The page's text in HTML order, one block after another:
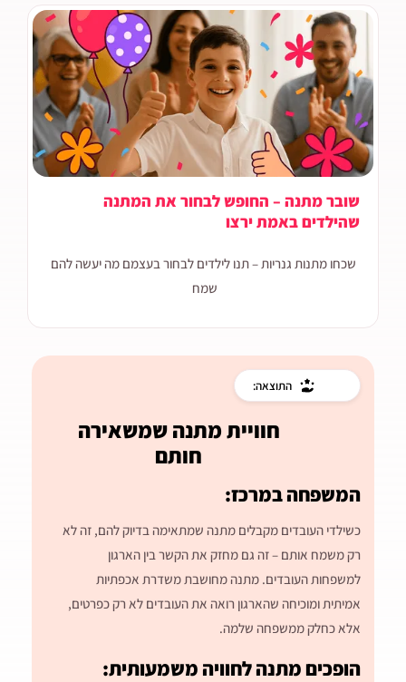
שובר מתנה – החופש לבחור את המתנה
שהילדים באמת ירצו
שכחו מתנות גנריות – תנו לילדים לבחור בעצמם מה יעשה להם
שמח
התוצאה:
חוויית מתנה שמשאירה
חותם
המשפחה במרכז:
כשילדי העובדים מקבלים מתנה שמתאימה בדיוק להם, זה לא
רק משמח אותם – זה גם מחזק את הקשר בין הארגון
למשפחות העובדים. מתנה מחושבת משדרת אכפתיות
אמיתית ומוכיחה שהארגון רואה את העובדים לא רק כפרטים,
אלא כחלק ממשפחה שלמה.
הופכים מתנה לחוויה משמעותית: